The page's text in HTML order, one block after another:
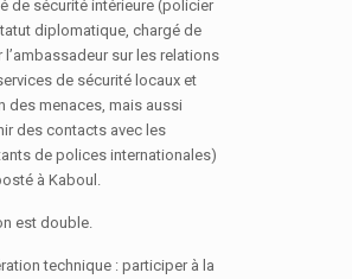
de sécurité intérieure (policier
diplomatique, chargé de
l’ambassadeur sur les relations
de sécurité locaux et
des menaces, mais aussi
des contacts avec les
de polices internationales)
à Kaboul.
est double.
technique : participer à la